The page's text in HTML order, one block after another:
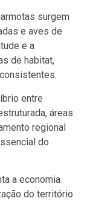
surgem
e aves de
e a
de habitat,
entre
áreas
regional
do
a economia
do território